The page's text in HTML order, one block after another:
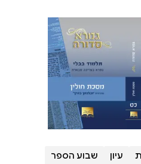
עיון שבוע הספר